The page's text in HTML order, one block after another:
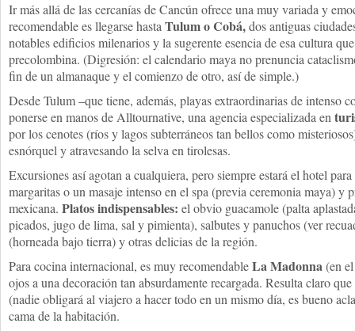
Ir más allá de las cercanías de Cancún ofrece una muy variada y
recomendable es llegarse hasta Tulum o Cobá,dos antiguas
notables edificios milenarios y la sugerente esencia de esa cultura
precolombina. (Digresión: el calendario maya no prenuncia
fin de un almanaque y el comienzo de otro, así de simple.)
Desde Tulum –que tiene, además, playas extraordinarias de intenso
ponerse en manos de Alltournative, una agencia especializada en
por los cenotes (ríos y lagos subterráneos tan bellos como
esnórquel y atravesando la selva en tirolesas.
Excursiones así agotan a cualquiera, pero siempre estará el hotel
margaritas o un masaje intenso en el spa (previa ceremonia maya) y
mexicana. Platos indispensables: el obvio guacamole (palta
picados, jugo de lima, sal y pimienta), salbutes y panuchos (ver
(horneada bajo tierra) y otras delicias de la región.
Para cocina internacional, es muy recomendableLa Madonna(en
ojos a una decoración tan absurdamente recargada. Resulta claro
(nadie obligará al viajero a hacer todo en un mismo día, es bueno
cama de la habitación.